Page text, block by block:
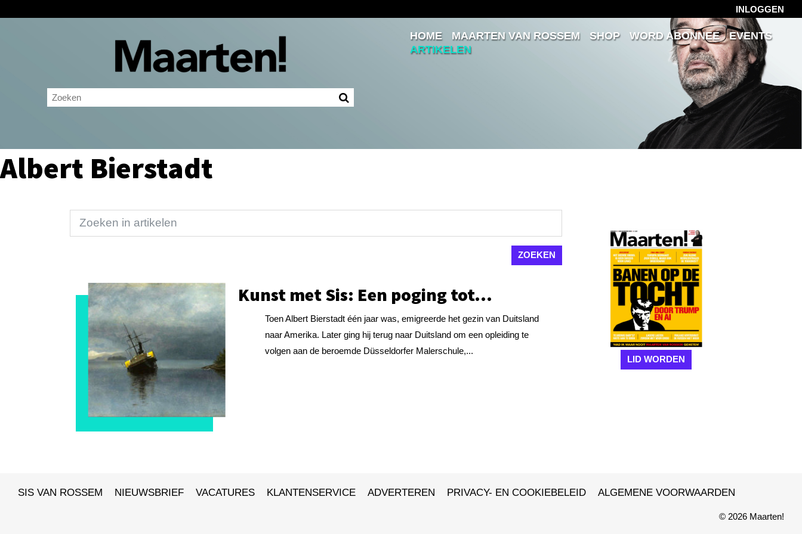
INLOGGEN
Inloggen
Ingelogd blijven
HOME MAARTEN VAN ROSSEM SHOP WORD ABONNEE
EVENTS
ARTIKELEN
Albert Bierstadt
Kunst met Sis: Een poging tot…
Toen Albert Bierstadt één jaar was, emigreerde het gezin van Duitsland
naar Amerika. Later ging hij terug naar Duitsland om een opleiding te
volgen aan de beroemde Düsseldorfer Malerschule,...
LID WORDEN
SIS VAN ROSSEM NIEUWSBRIEF VACATURES KLANTENSERVICE ADVERTEREN PRIVACY- EN COOKIEBELEID ALGEMENE VOORWAARDEN
© 2026 Maarten!